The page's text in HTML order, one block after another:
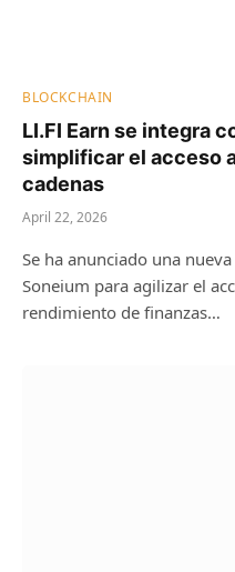
BLOCKCHAIN
LI.FI Earn se integra
simplificar el acceso
cadenas
April 22, 2026
Se ha anunciado una
Soneium para agilizar el
rendimiento de finanzas…